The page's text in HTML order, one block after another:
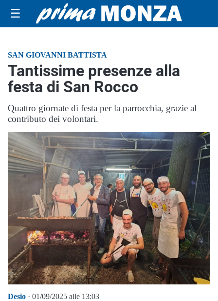
☰
SAN GIOVANNI BATTISTA
Tantissime presenze alla
festa di San Rocco
Quattro giornate di festa per la parrocchia, grazie al
contributo dei volontari.
Desio · 01/09/2025 alle 13:03